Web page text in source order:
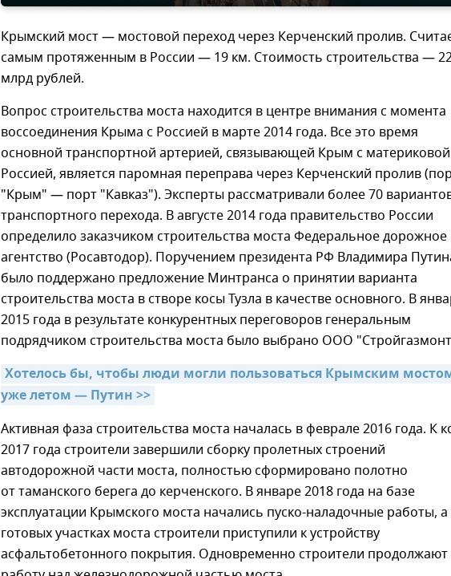
Крымский мост — мостовой переход через Керченский пролив.
самым протяженным в России — 19 км. Стоимость строительства —
млрд рублей.
Вопрос строительства моста находится в центре внимания с момента
воссоединения Крыма с Россией в марте 2014 года. Все это время
основной транспортной артерией, связывающей Крым с материковой
Россией, является паромная переправа через Керченский пролив
"Крым" — порт "Кавказ"). Эксперты рассматривали более 70
транспортного перехода. В августе 2014 года правительство России
определило заказчиком строительства моста Федеральное дорожное
агентство (Росавтодор). Поручением президента РФ Владимира
было поддержано предложение Минтранса о принятии варианта
строительства моста в створе косы Тузла в качестве основного. В
2015 года в результате конкурентных переговоров генеральным
подрядчиком строительства моста было выбрано ООО
Хотелось бы, чтобы люди могли пользоваться Крымским
уже летом — Путин >>
Активная фаза строительства моста началась в феврале 2016 года. К
2017 года строители завершили сборку пролетных строений
автодорожной части моста, полностью сформировано полотно
от таманского берега до керченского. В январе 2018 года на базе
эксплуатации Крымского моста начались пуско-наладочные работы,
готовых участках моста строители приступили к устройству
асфальтобетонного покрытия. Одновременно строители продолжают